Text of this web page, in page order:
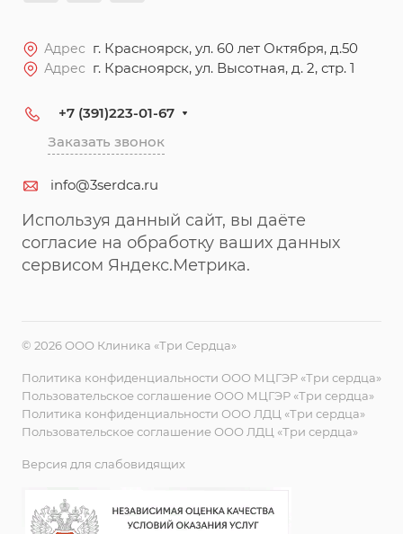
Адрес г. Красноярск, ул. 60 лет Октября, д.50
Адрес г. Красноярск, ул. Высотная, д. 2, стр. 1
+7 (391)223-01-67
Заказать звонок
info@3serdca.ru
Используя данный сайт, вы даёте
согласие на обработку ваших данных
сервисом Яндекс.Метрика.
© 2026 ООО Клиника «Три Сердца»
Политика конфиденциальности ООО МЦГЭР «Три сердца»
Пользовательское соглашение ООО МЦГЭР «Три сердца»
Политика конфиденциальности ООО ЛДЦ «Три сердца»
Пользовательское соглашение ООО ЛДЦ «Три сердца»
Версия для слабовидящих